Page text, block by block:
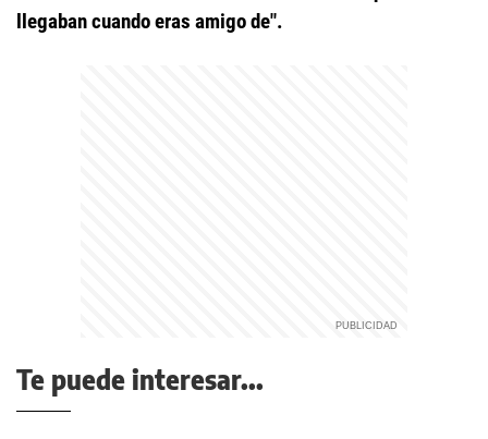
llegaban cuando eras amigo de".
Te puede interesar...